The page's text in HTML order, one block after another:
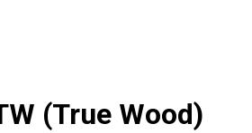
(True Wood)